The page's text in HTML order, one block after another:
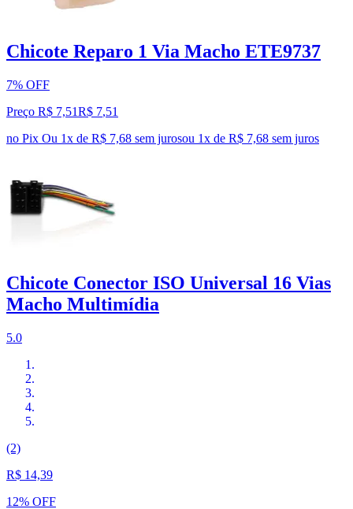
Chicote Reparo 1 Via Macho ETE9737
7% OFF
Preço R$ 7,51R$ 7,51
no Pix Ou 1x de R$ 7,68 sem jurosou 1x de R$ 7,68 sem juros
Chicote Conector ISO Universal 16 Vias
Macho Multimídia
5.0
(2)
R$ 14,39
12% OFF